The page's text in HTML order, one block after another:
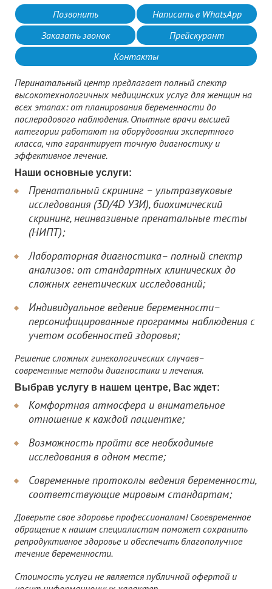
Позвонить
Написать в WhatsApp
Заказать звонок
Прейскурант
Контакты
Перинатальный центр предлагает полный спектр
высокотехнологичных медицинских услуг для женщин на
всех этапах: от планирования беременности до
послеродового наблюдения. Опытные врачи высшей
категории работают на оборудовании экспертного
класса, что гарантирует точную диагностику и
эффективное лечение.
Наши основные услуги:
Пренатальный скрининг – ультразвуковые
исследования (3D/4D УЗИ), биохимический
скрининг, неинвазивные пренатальные тесты
(НИПТ);
Лабораторная диагностика– полный спектр
анализов: от стандартных клинических до
сложных генетических исследований;
Индивидуальное ведение беременности–
персонифицированные программы наблюдения с
учетом особенностей здоровья;
Решение сложных гинекологических случаев–
современные методы диагностики и лечения.
Выбрав услугу в нашем центре, Вас ждет:
Комфортная атмосфера и внимательное
отношение к каждой пациентке;
Возможность пройти все необходимые
исследования в одном месте;
Современные протоколы ведения беременности,
соответствующие мировым стандартам;
Доверьте свое здоровье профессионалам! Своевременное
обращение к нашим специалистам поможет сохранить
репродуктивное здоровье и обеспечить благополучное
течение беременности.
Стоимость услуги не является публичной офертой и